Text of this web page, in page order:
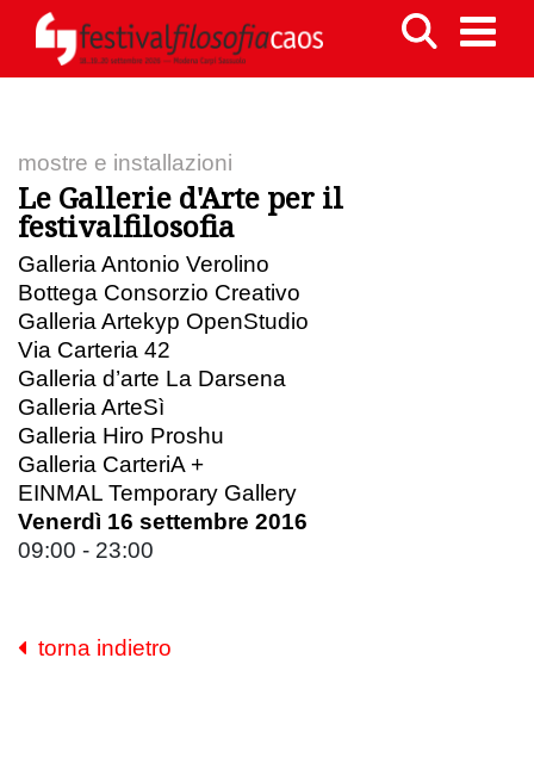
mostre e installazioni
Le Gallerie d'Arte per il
festivalfilosofia
Galleria Antonio Verolino
Bottega Consorzio Creativo
Galleria Artekyp OpenStudio
Via Carteria 42
Galleria d’arte La Darsena
Galleria ArteSì
Galleria Hiro Proshu
Galleria CarteriA +
EINMAL Temporary Gallery
Venerdì 16 settembre 2016
09:00 - 23:00
torna indietro